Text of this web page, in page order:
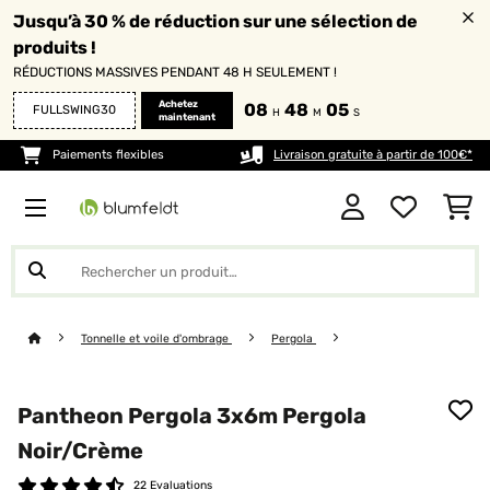
Jusqu’à 30 % de réduction sur une sélection de
produits !
RÉDUCTIONS MASSIVES PENDANT 48 H SEULEMENT !
FULLSWING30
Achetez
maintenant
08 H 48 M 05 S
Paiements flexibles Livraison gratuite à partir de 100€*
Tonnelle et voile d'ombrage Pergola
Pantheon Pergola 3x6m Pergola
Noir/Crème
22 Evaluations